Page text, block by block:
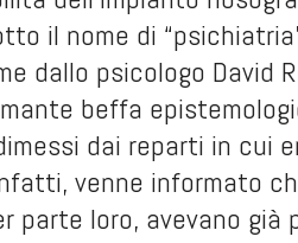
il nome di
dallo psicologo David
beffa
dai reparti in cui
venne informato
parte loro, avevano già